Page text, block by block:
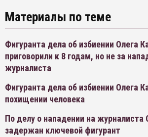
Материалы по теме
Фигуранта дела об избиении Олега
приговорили к 8 годам, но не за
журналиста
Фигуранта дела об избиении Олега
похищении человека
По делу о нападении на журналиста
задержан ключевой фигурант